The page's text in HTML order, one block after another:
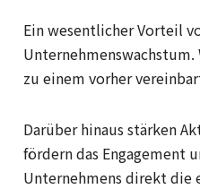
Ein wesentlicher Vorteil
zu einem vorher
Darüber hinaus stärken
fördern das Engagement
Unternehmens direkt die